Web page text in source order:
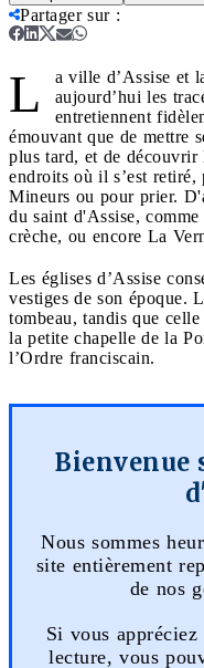
Partager sur:
L
a ville d’Assise et
aujourd’hui les
entretiennent
émouvant que de mettre
plus tard, et de découvrir
endroits où il s’est
Mineurs ou pour prier.
du saint d'Assise,
crèche, ou encore La
Les églises d’Assise
vestiges de son époque.
tombeau, tandis que
la petite chapelle de la
l’Ordre franciscain.
Bienvenue
Nous sommes
site entièrement
de nos
Si vous
lecture, vous